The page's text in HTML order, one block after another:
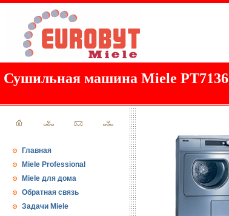
Сушильная машина Miele PT7136
Главная
Miele Professional
Miele для дома
Обратная связь
Задачи Miele